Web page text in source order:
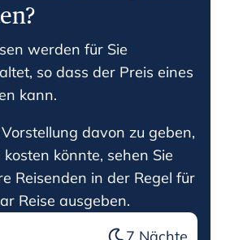
werden für Sie
so dass der Preis eines
kann.
davon zu geben,
könnte, sehen Sie
Reisenden in der Regel für
Reise ausgeben.
7 Nächte